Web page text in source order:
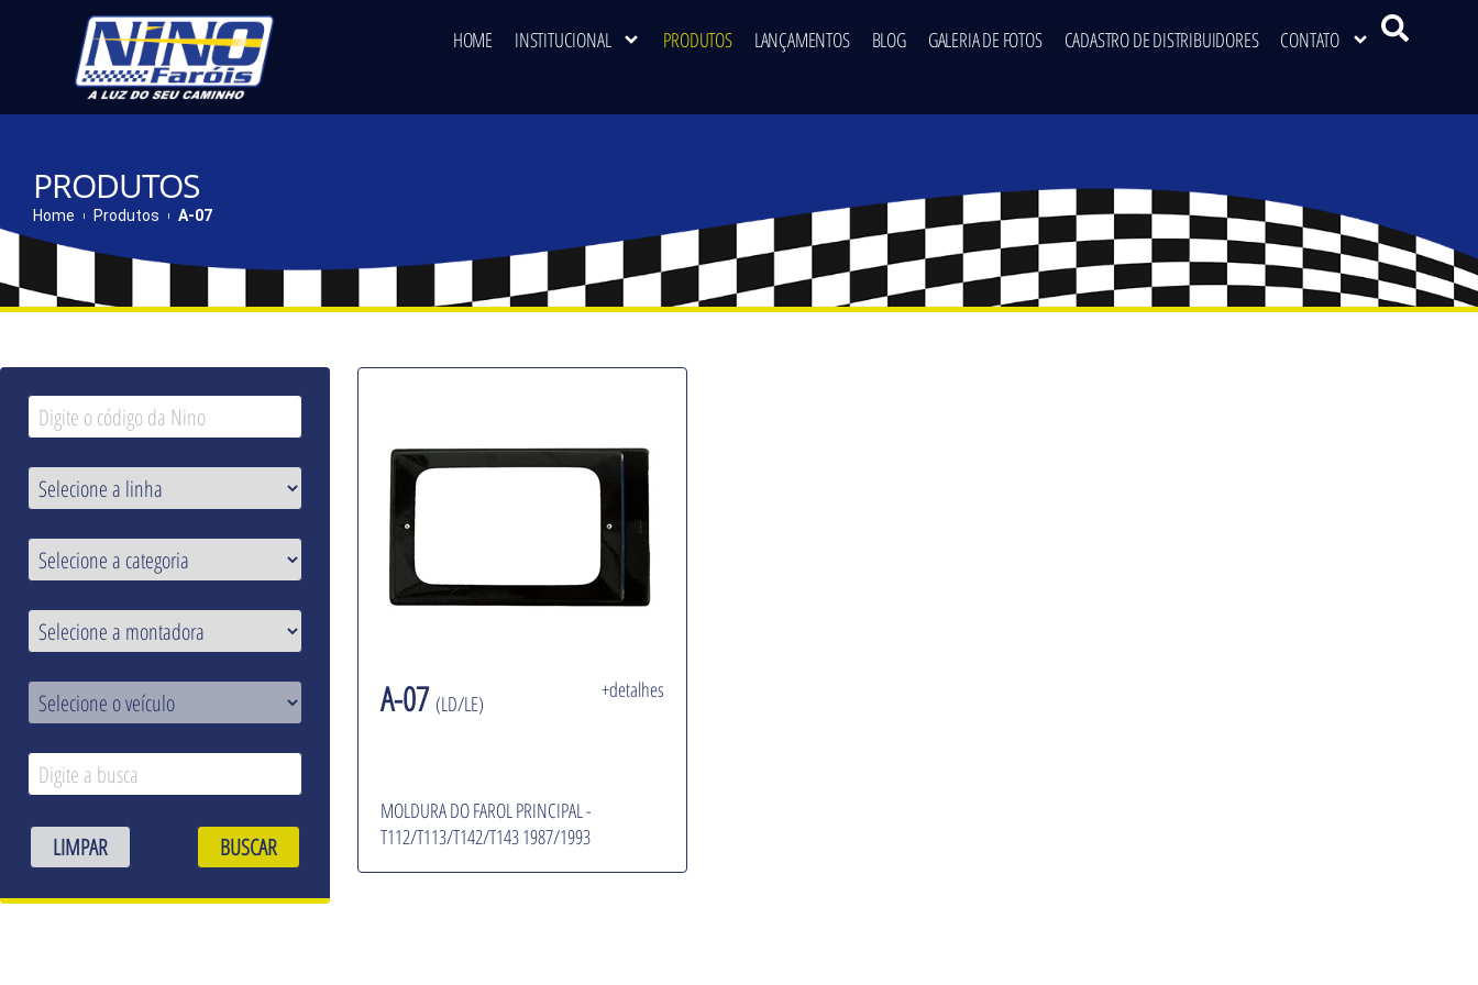
HOME INSTITUCIONAL PRODUTOS LANÇAMENTOS BLOG GALERIA DE FOTOS CADASTRO DE DISTRIBUIDORES CONTATO
PRODUTOS
Home Produtos A-07
LIMPAR BUSCAR
A-07 (LD/LE)
+detalhes
MOLDURA DO FAROL PRINCIPAL -
T112/T113/T142/T143 1987/1993